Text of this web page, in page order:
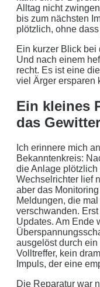
Alltag nicht
bis zum nächsten
plötzlich, ohne
Ein kurzer Blick bei
Und nach einem
recht. Es ist eine
viel Ärger ersparen
Ein kleines
das
Ich erinnere mich
Bekanntenkreis:
die Anlage
Wechselrichter lief
aber das
Meldungen, die
verschwanden.
Updates. Am Ende
ausgelöst durch
Volltreffer, kein
Impuls, der eine
Die Reparatur war